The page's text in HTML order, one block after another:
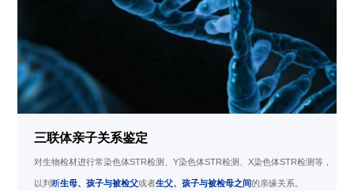
三联体亲子关系鉴定
对生物检材进行常染色体STR检测、Y染色体STR检测、X染色体STR检测等，
以判 断生母、孩子与被检父或者生父、孩子与被检母之间的亲缘关系。